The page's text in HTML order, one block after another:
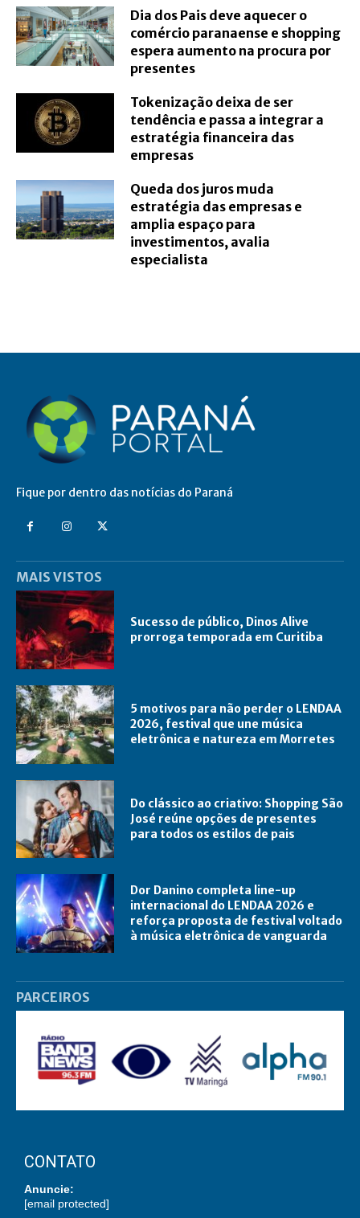
Dia dos Pais deve aquecer o
comércio paranaense e shopping
espera aumento na procura por
presentes
Tokenização deixa de ser
tendência e passa a integrar a
estratégia financeira das
empresas
Queda dos juros muda
estratégia das empresas e
amplia espaço para
investimentos, avalia
especialista
Fique por dentro das notícias do Paraná
MAIS VISTOS
Sucesso de público, Dinos Alive
prorroga temporada em Curitiba
5 motivos para não perder o LENDAA
2026, festival que une música
eletrônica e natureza em Morretes
Do clássico ao criativo: Shopping São
José reúne opções de presentes
para todos os estilos de pais
Dor Danino completa line-up
internacional do LENDAA 2026 e
reforça proposta de festival voltado
à música eletrônica de vanguarda
PARCEIROS
CONTATO
Anuncie:
[email protected]